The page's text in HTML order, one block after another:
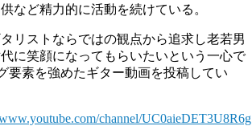
など精力的に活動を続けている。
リストならではの観点から追求し老若男
に笑顔になってもらいたいという一心で
要素を強めたギター動画を投稿してい
channel/